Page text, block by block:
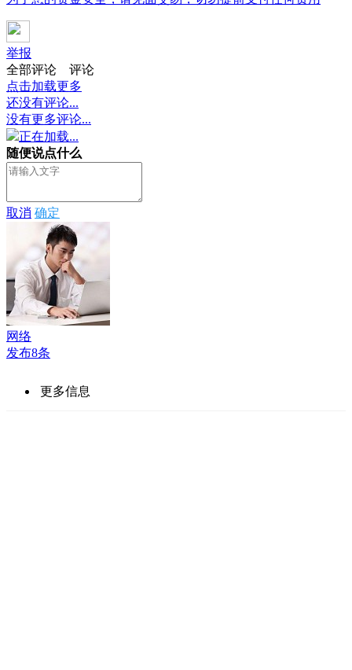
举报
全部评论
评论
点击加载更多
还没有评论...
没有更多评论...
正在加载...
随便说点什么
取消 确定
网络
发布8条
更多信息